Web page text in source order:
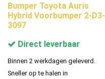
Bumper Toyota Auris
Hybrid Voorbumper 2-D3-
3097
Direct leverbaar
Binnen 2 werkdagen geleverd.
Sneller op te halen in